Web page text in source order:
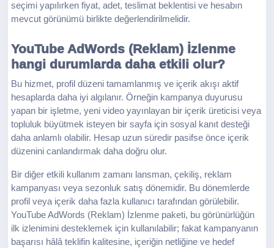
seçimi yapılırken fiyat, adet, teslimat beklentisi ve hesabın
mevcut görünümü birlikte değerlendirilmelidir.
YouTube AdWords (Reklam) İzlenme
hangi durumlarda daha etkili olur?
Bu hizmet, profil düzeni tamamlanmış ve içerik akışı aktif
hesaplarda daha iyi algılanır. Örneğin kampanya duyurusu
yapan bir işletme, yeni video yayınlayan bir içerik üreticisi veya
topluluk büyütmek isteyen bir sayfa için sosyal kanıt desteği
daha anlamlı olabilir. Hesap uzun süredir pasifse önce içerik
düzenini canlandırmak daha doğru olur.
Bir diğer etkili kullanım zamanı lansman, çekiliş, reklam
kampanyası veya sezonluk satış dönemidir. Bu dönemlerde
profil veya içerik daha fazla kullanıcı tarafından görülebilir.
YouTube AdWords (Reklam) İzlenme paketi, bu görünürlüğün
ilk izlenimini desteklemek için kullanılabilir; fakat kampanyanın
başarısı hâlâ teklifin kalitesine, içeriğin netliğine ve hedef